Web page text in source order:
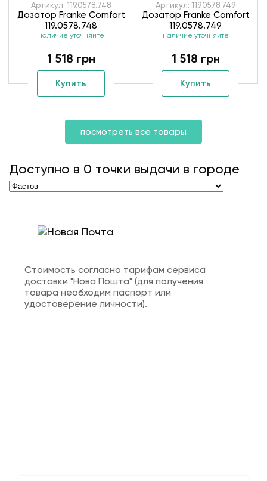
Артикул: 119.0578.748
Дозатор Franke Comfort
119.0578.748
наличие уточняйте
1 518 грн
Купить
Артикул: 119.0578.749
Дозатор Franke Comfort
119.0578.749
наличие уточняйте
1 518 грн
Купить
посмотреть все товары
Доступно в 0 точки выдачи в городе
Стоимость согласно тарифам сервиса
доставки "Нова Пошта" (для получения
товара необходим паспорт или
удостоверение личности).